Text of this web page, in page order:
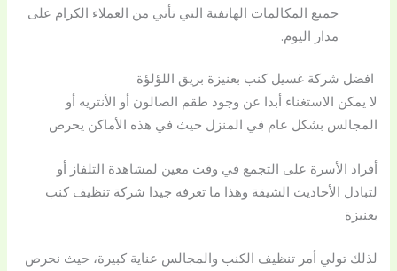
جميع المكالمات الهاتفية التي تأتي من العملاء الكرام على
مدار اليوم.
افضل شركة غسيل كنب بعنيزة بريق اللؤلؤة
لا يمكن الاستغناء أبدا عن وجود طقم الصالون أو الأنتريه أو
المجالس بشكل عام في المنزل حيث في هذه الأماكن يحرص
أفراد الأسرة على التجمع في وقت معين لمشاهدة التلفاز أو
لتبادل الأحاديث الشيقة وهذا ما تعرفه جيدا شركة تنظيف كنب
بعنيزة
لذلك تولي أمر تنظيف الكنب والمجالس عناية كبيرة، حيث نحرص